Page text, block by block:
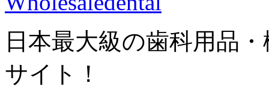
日本最大級の歯科用品
サイト！